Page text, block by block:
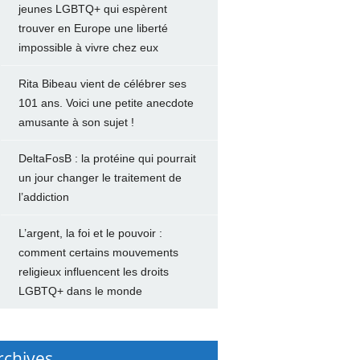
jeunes LGBTQ+ qui espèrent
trouver en Europe une liberté
impossible à vivre chez eux
Rita Bibeau vient de célébrer ses
101 ans. Voici une petite anecdote
amusante à son sujet !
DeltaFosB : la protéine qui pourrait
un jour changer le traitement de
l’addiction
L’argent, la foi et le pouvoir :
comment certains mouvements
religieux influencent les droits
LGBTQ+ dans le monde